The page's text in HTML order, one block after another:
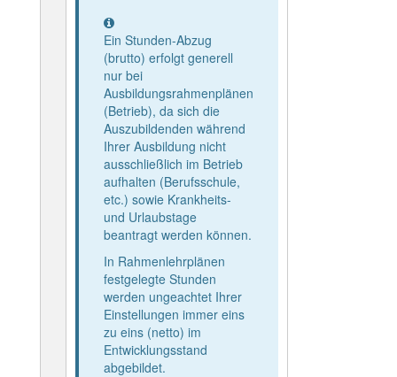
Information
Ein Stunden-Abzug
(brutto) erfolgt generell
nur bei
Ausbildungsrahmenplänen
(Betrieb), da sich die
Auszubildenden während
Ihrer Ausbildung nicht
ausschließlich im Betrieb
aufhalten (Berufsschule,
etc.) sowie Krankheits-
und Urlaubstage
beantragt werden können.
In Rahmenlehrplänen
festgelegte Stunden
werden ungeachtet Ihrer
Einstellungen immer eins
zu eins (netto) im
Entwicklungsstand
abgebildet.